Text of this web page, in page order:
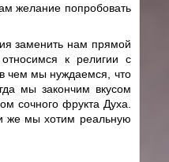
желание попробовать
заменить нам прямой
к религии с
чем мы нуждаемся, что
мы закончим вкусом
сочного фрукта Духа.
же мы хотим реальную